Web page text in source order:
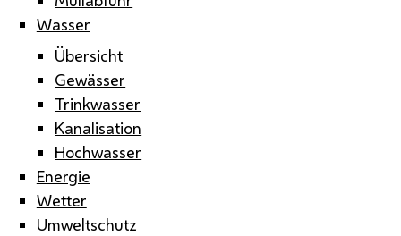
Wasser
Übersicht
Gewässer
Trinkwasser
Kanalisation
Hochwasser
Energie
Wetter
Umweltschutz